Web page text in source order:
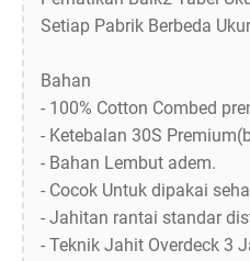
Setiap Pabrik Berbeda
Bahan
- 100% Cotton Combed
- Ketebalan 30S
- Bahan Lembut adem.
- Cocok Untuk dipakai
- Jahitan rantai standar
- Teknik Jahit Overdeck 3